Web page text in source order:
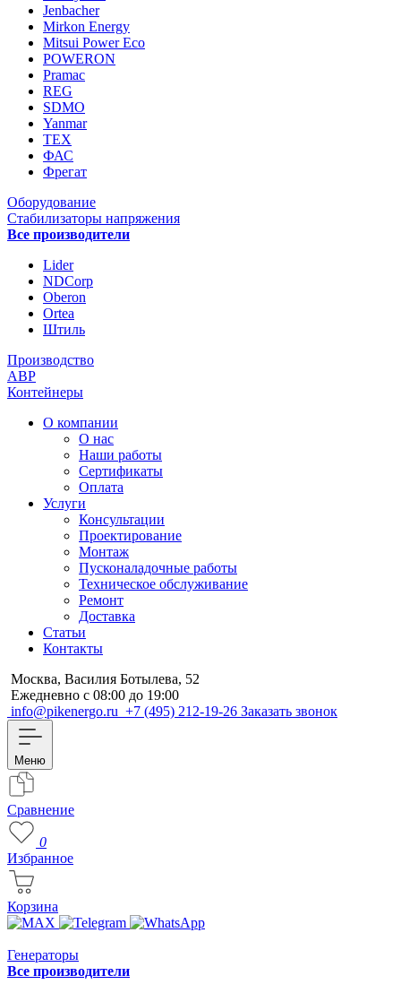
Jenbacher
Mirkon Energy
Mitsui Power Eco
POWERON
Pramac
REG
SDMO
Yanmar
ТЕХ
ФАС
Фрегат
Оборудование
Стабилизаторы напряжения
Все производители
Lider
NDCorp
Oberon
Ortea
Штиль
Производство
АВР
Контейнеры
О компании
О нас
Наши работы
Сертификаты
Оплата
Услуги
Консультации
Проектирование
Монтаж
Пусконаладочные работы
Техническое обслуживание
Ремонт
Доставка
Статьи
Контакты
Москва, Василия Ботылева, 52
Ежедневно с 08:00 до 19:00
info@pikenergo.ru +7 (495) 212-19-26 Заказать звонок
Меню
Сравнение
0
Избранное
Корзина
Генераторы
Все производители